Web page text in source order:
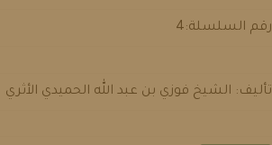
رقم السلسلة:4
تأليف: الشيخ فوزي بن عبد الله الحميدي الأثري